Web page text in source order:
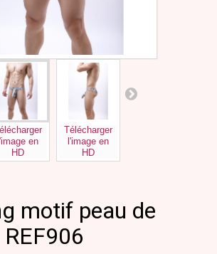
l'image en
HD
Télécharger
l'image en
HD
motif peau de